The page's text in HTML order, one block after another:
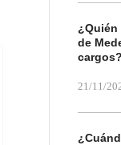
¿Quién
de
cargos?
21/11/